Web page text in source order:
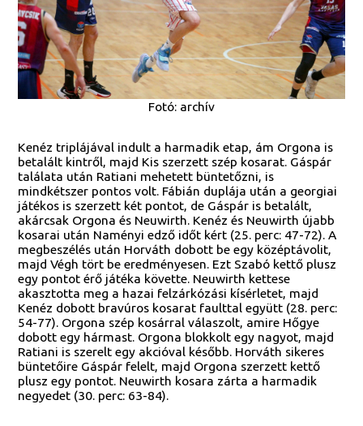
Fotó: archív
Kenéz triplájával indult a harmadik etap, ám Orgona is
betalált kintről, majd Kis szerzett szép kosarat. Gáspár
találata után Ratiani mehetett büntetőzni, is
mindkétszer pontos volt. Fábián duplája után a georgiai
játékos is szerzett két pontot, de Gáspár is betalált,
akárcsak Orgona és Neuwirth. Kenéz és Neuwirth újabb
kosarai után Naményi edző időt kért (25. perc: 47-72). A
megbeszélés után Horváth dobott be egy középtávolit,
majd Végh tört be eredményesen. Ezt Szabó kettő plusz
egy pontot érő játéka követte. Neuwirth kettese
akasztotta meg a hazai felzárkózási kísérletet, majd
Kenéz dobott bravúros kosarat faulttal együtt (28. perc:
54-77). Orgona szép kosárral válaszolt, amire Hőgye
dobott egy hármast. Orgona blokkolt egy nagyot, majd
Ratiani is szerelt egy akcióval később. Horváth sikeres
büntetőire Gáspár felelt, majd Orgona szerzett kettő
plusz egy pontot. Neuwirth kosara zárta a harmadik
negyedet (30. perc: 63-84).